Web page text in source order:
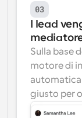
03
I lead
Sulla base
motore di
giusto per